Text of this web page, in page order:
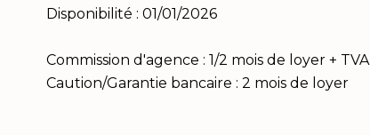
Disponibilité : 01/01/2026
Commission d'agence : 1/2 mois de loyer + TVA
Caution/Garantie bancaire : 2 mois de loyer